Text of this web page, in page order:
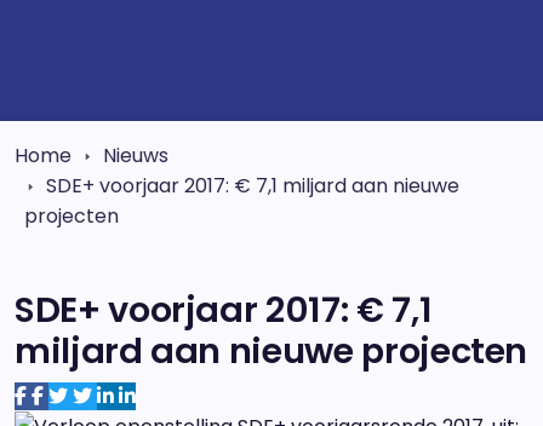
Home
Nieuws
SDE+ voorjaar 2017: € 7,1 miljard aan nieuwe
projecten
SDE+ voorjaar 2017: € 7,1
miljard aan nieuwe projecten